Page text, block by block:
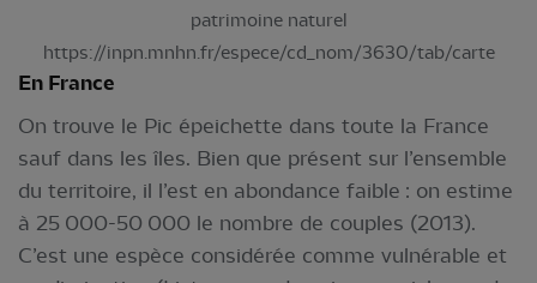
patrimoine naturel
https://inpn.mnhn.fr/espece/cd_nom/3630/tab/carte
En France
On trouve le Pic épeichette dans toute la France
sauf dans les îles. Bien que présent sur l’ensemble
du territoire, il l’est en abondance faible : on estime
à 25 000-50 000 le nombre de couples (2013).
C’est une espèce considérée comme vulnérable et